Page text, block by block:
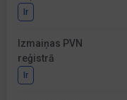
Ir
Izmaiņas PVN
reģistrā
Ir